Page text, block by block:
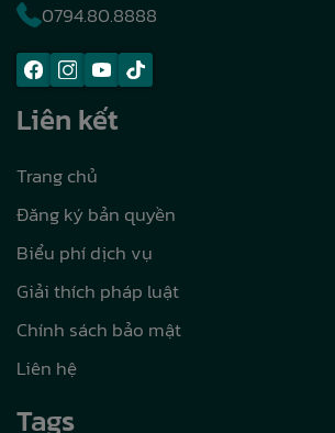
0794.80.8888
Liên kết
Trang chủ
Đăng ký bản quyền
Biểu phí dịch vụ
Giải thích pháp luật
Chính sách bảo mật
Liên hệ
Tags